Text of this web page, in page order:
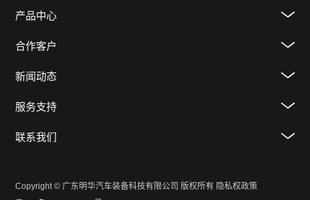
产品中心
合作客户
新闻动态
服务支持
联系我们
Copyright © 广东明华汽车装备科技有限公司 版权所有 隐私权政策